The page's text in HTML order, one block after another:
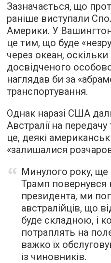
Зазначається, що
раніше виступали
Америки. У
це тим, що буде
через океан, оскільки
досвідченого
наглядав би за
транспортування.
Однак наразі США
Австралії на передачу
це, деякі
«залишалися
Минулого року,
Трамп повернувся
президента, ми
австралійців, що
буде складною, і
потраплять на
важко їх
із чиновників.